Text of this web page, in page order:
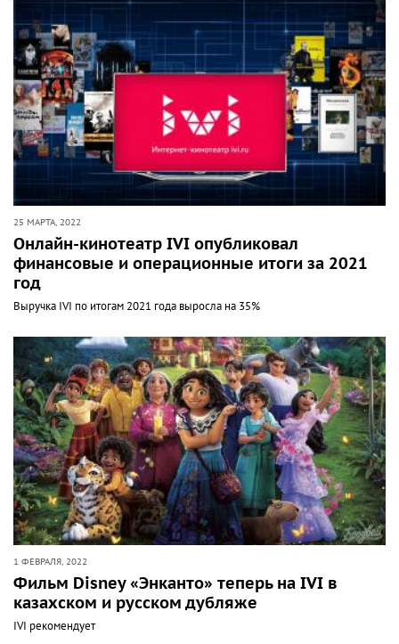
25 МАРТА, 2022
Онлайн-кинотеатр IVI опубликовал
финансовые и операционные итоги за 2021
год
Выручка IVI по итогам 2021 года выросла на 35%
1 ФЕВРАЛЯ, 2022
Фильм Disney «Энканто» теперь на IVI в
казахском и русском дубляже
IVI рекомендует